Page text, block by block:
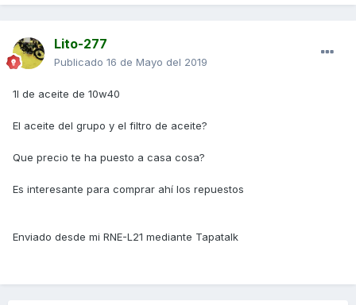
Lito-277
Publicado 16 de Mayo del 2019
1l de aceite de 10w40
El aceite del grupo y el filtro de aceite?
Que precio te ha puesto a casa cosa?
Es interesante para comprar ahí los repuestos
Enviado desde mi RNE-L21 mediante Tapatalk